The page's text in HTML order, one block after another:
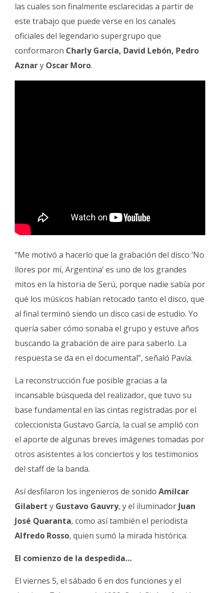
las cuales son finalmente esclarecidas a partir de
este trabajo que puede verse en los canales
oficiales del legendario supergrupo que
conformaron Charly García, David Lebón, Pedro
Aznary Oscar Moro.
“Me motivó a hacerlo que la grabación del disco ‘No
llores por mí, Argentina’ es uno de los grandes
mitos en la historia de Serú, porque nadie sabía por
qué los músicos habían retocado tanto el disco, que
al final terminó siendo un disco casi de estudio. Yo
quería saber cómo sonaba el grupo y estuve años
buscando la grabación de aire para saberlo. La
respuesta se da en el documental”, señaló Pavía.
La reconstrucción fue posible gracias a la
incansable búsqueda del realizador, que tuvo su
base fundamental en las cintas registradas por el
coleccionista Gustavo García, la cual se amplió con
el aporte de algunas breves imágenes tomadas por
otros asistentes a los conciertos y los testimonios
del staff de la banda.
Así desfilaron los ingenieros de sonido Amilcar
Gilabert y Gustavo Gauvry, y el iluminador Juan
José Quaranta, como así también el periodista
Alfredo Rosso, quien sumó la mirada histórica.
El comienzo de la despedida…
El viernes 5, el sábado 6 en dos funciones y el